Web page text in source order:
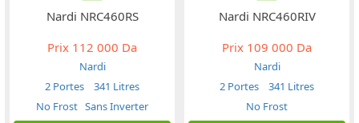
Nardi NRC460RS
Prix 112 000 Da
Nardi
2 Portes
341 Litres
No Frost Sans Inverter
Nardi NRC460RIV
Prix 109 000 Da
Nardi
2 Portes
341 Litres
No Frost